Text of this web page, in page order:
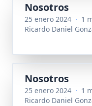
Nosotros
25 enero 2024 · 1
Ricardo Daniel
Nosotros
25 enero 2024 · 1
Ricardo Daniel